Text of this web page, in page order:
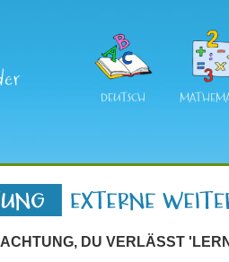
DEUTSCH
ACHTUNG, DU VERLÄSST